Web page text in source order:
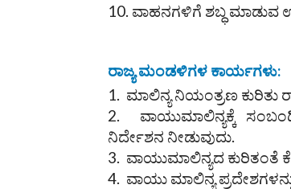
ವಾಹನಗಳಿಗೆ ಶಬ್ಧ ಮಾಡುವ
ರಾಜ್ಯ ಮಂಡಳಿಗಳ ಕಾರ್ಯಗಳು:
ಮಾಲಿನ್ಯ ನಿಯಂತ್ರಣ ಕುರಿತು
ವಾಯುಮಾಲಿನ್ಯಕ್ಕೆ
ನಿರ್ದೇಶನ ನೀಡುವುದು.
ವಾಯುಮಾಲಿನ್ಯದ ಕುರಿತಂತೆ
ವಾಯು ಮಾಲಿನ್ಯ